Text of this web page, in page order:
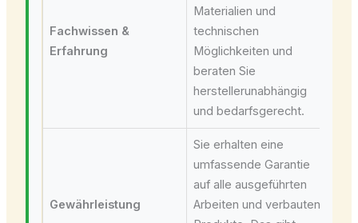
Fachwissen &
Erfahrung
Materialien und
technischen
Möglichkeiten und
beraten Sie
herstellerunabhängig
und bedarfsgerecht.
Gewährleistung
Sie erhalten eine
umfassende Garantie
auf alle ausgeführten
Arbeiten und verbauten